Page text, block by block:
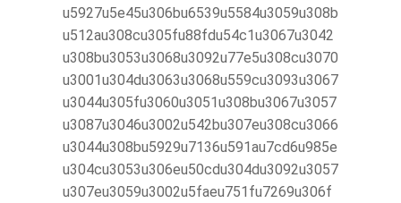
u5927u5e45u306bu6539u5584u3059u308b
u512au308cu305fu88fdu54c1u3067u3042
u308bu3053u3068u3092u77e5u308cu3070
u3001u304du3063u3068u559cu3093u3067
u3044u305fu3060u3051u308bu3067u3057
u3087u3046u3002u542bu307eu308cu3066
u3044u308bu5929u7136u591au7cd6u985e
u304cu3053u306eu50cdu304du3092u3057
u307eu3059u3002u5faeu751fu7269u306f